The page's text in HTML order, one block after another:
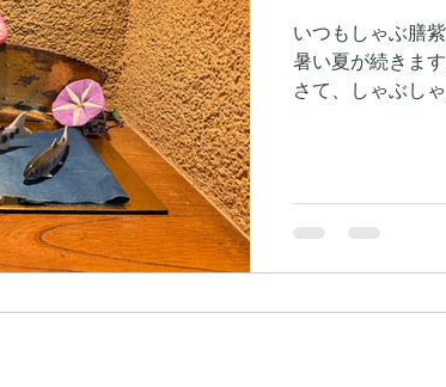
いつもしゃぶ膳
暑い夏が続きま
さて、しゃぶし